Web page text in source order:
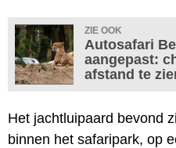
ZIE OOK
Autosafari
aangepast:
afstand te
Het jachtluipaard bevond
binnen het safaripark, op